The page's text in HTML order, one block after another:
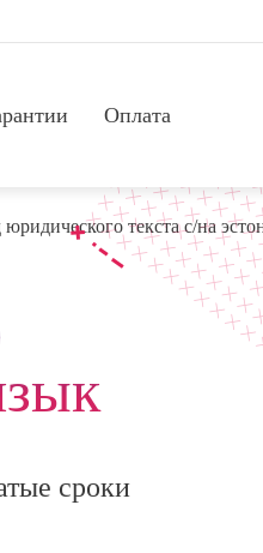
Оплата
текста с/на
сроки